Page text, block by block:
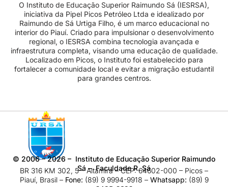
O Instituto de Educação Superior Raimundo Sá (IESRSA),
iniciativa da Pipel Picos Petróleo Ltda e idealizado por
Raimundo de Sá Urtiga Filho, é um marco educacional no
interior do Piauí. Criado para impulsionar o desenvolvimento
regional, o IESRSA combina tecnologia avançada e
infraestrutura completa, visando uma educação de qualidade.
Localizado em Picos, o Instituto foi estabelecido para
fortalecer a comunidade local e evitar a migração estudantil
para grandes centros.
© 2006 – 2026 – Instituto de Educação Superior Raimundo
Sá – Faculdade R. Sá
BR 316 KM 302, 5 – Altamira – CEP: 64602-000 – Picos –
Piauí, Brasil – Fone: (89) 9 9994-9918​ – Whatsapp: (89) 9